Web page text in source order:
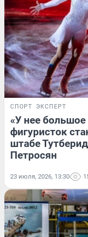
СПОРТ ЭКСПЕРТ
«У нее
фигуристок
штабе
Петросян
23 июля, 2026, 13:30